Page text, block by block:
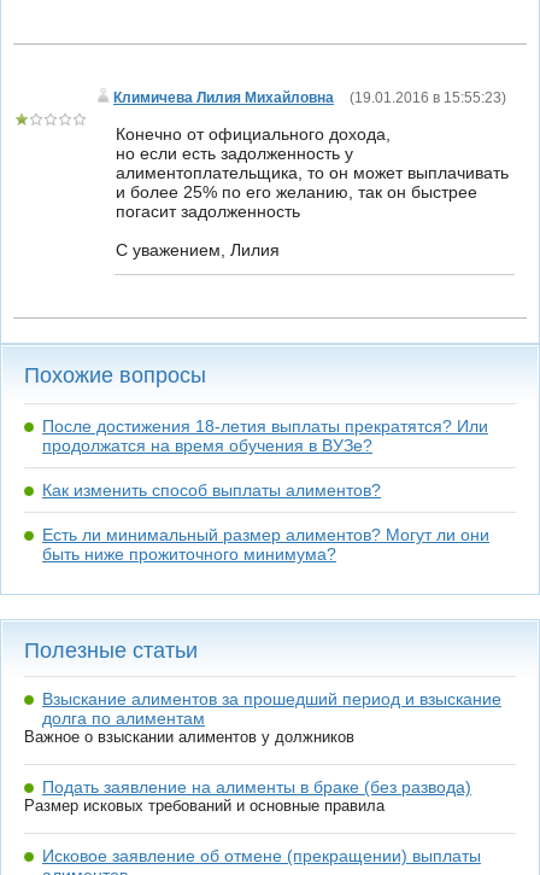
Климичева Лилия Михайловна (19.01.2016 в 15:55:23)
Конечно от официального дохода,
но если есть задолженность у
алиментоплательщика, то он может выплачивать
и более 25% по его желанию, так он быстрее
погасит задолженность
С уважением, Лилия
Похожие вопросы
После достижения 18-летия выплаты прекратятся? Или
продолжатся на время обучения в ВУЗе?
Как изменить способ выплаты алиментов?
Есть ли минимальный размер алиментов? Могут ли они
быть ниже прожиточного минимума?
Полезные статьи
Взыскание алиментов за прошедший период и взыскание
долга по алиментам
Важное о взыскании алиментов у должников
Подать заявление на алименты в браке (без развода)
Размер исковых требований и основные правила
Исковое заявление об отмене (прекращении) выплаты